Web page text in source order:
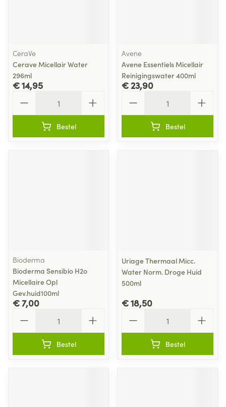
CeraVe
Cerave Micellair Water
296ml
€ 14,95
Bestel
Avene
Avene Essentiels Micellair
Reinigingswater 400ml
€ 23,90
Bestel
Bioderma
Bioderma Sensibio H2o
Micellaire Opl
Gev.huid100ml
€ 7,00
Bestel
Uriage Thermaal Micc.
Water Norm. Droge Huid
500ml
€ 18,50
Bestel